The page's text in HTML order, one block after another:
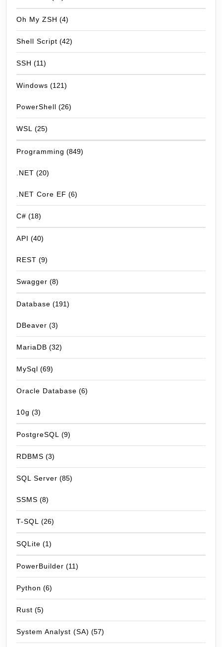
Oh My ZSH (4)
Shell Script (42)
SSH (11)
Windows (121)
PowerShell (26)
WSL (25)
Programming (849)
.NET (20)
.NET Core EF (6)
C# (18)
API (40)
REST (9)
Swagger (8)
Database (191)
DBeaver (3)
MariaDB (32)
MySql (69)
Oracle Database (6)
10g (3)
PostgreSQL (9)
RDBMS (3)
SQL Server (85)
SSMS (8)
T-SQL (26)
SQLite (1)
PowerBuilder (11)
Python (6)
Rust (5)
System Analyst (SA) (57)